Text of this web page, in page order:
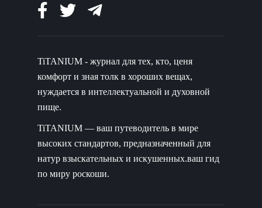
TiTANIUM - журнал для тех, кто, ценя
комфорт и зная толк в хороших вещах,
нуждается в интеллектуальной и духовной
пище.
TiTANIUM — ваш путеводитель в мире
высоких стандартов, предназначенный для
натур взыскательных и искушенных.ваш гид
по миру роскоши.